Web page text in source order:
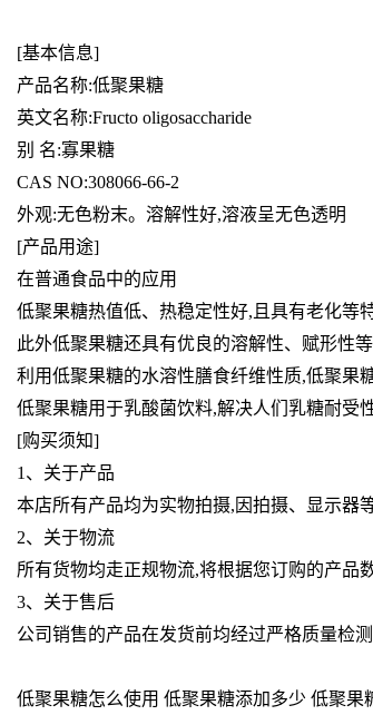
[基本信息]
产品名称:低聚果糖
英文名称:Fructo oligosaccharide
别 名:寡果糖
CAS NO:308066-66-2
外观:无色粉末。溶解性好,溶液呈无色透明
[产品用途]
在普通食品中的应用
低聚果糖热值低、热稳定性好,且具有老化等
此外低聚果糖还具有优良的溶解性、赋形性
利用低聚果糖的水溶性膳食纤维性质,低聚果
低聚果糖用于乳酸菌饮料,解决人们乳糖耐受
[购买须知]
1、关于产品
本店所有产品均为实物拍摄,因拍摄、显示器
2、关于物流
所有货物均走正规物流,将根据您订购的产品
3、关于售后
公司销售的产品在发货前均经过严格质量检
低聚果糖怎么使用 低聚果糖添加多少 低聚